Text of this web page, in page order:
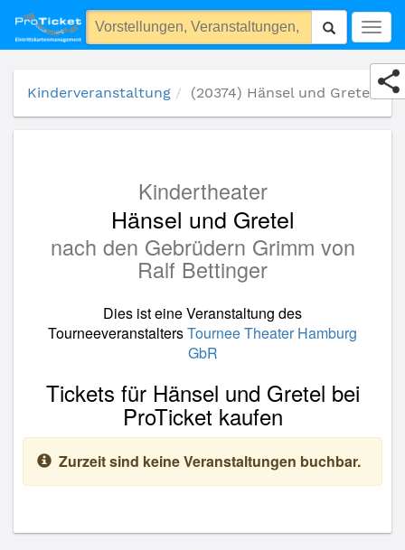
(20374) Hänsel und Gretel
Kinderveranstaltung (20374) Hänsel und Gretel
Kindertheater
Hänsel und Gretel
nach den Gebrüdern Grimm von
Ralf Bettinger
Dies ist eine Veranstaltung des
TourneeveranstaltersTournee Theater Hamburg
GbR
Tickets für Hänsel und Gretel bei
ProTicket kaufen
Zurzeit sind keine Veranstaltungen buchbar.